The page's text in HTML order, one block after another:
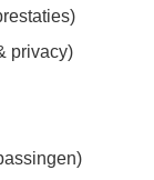
privacy)